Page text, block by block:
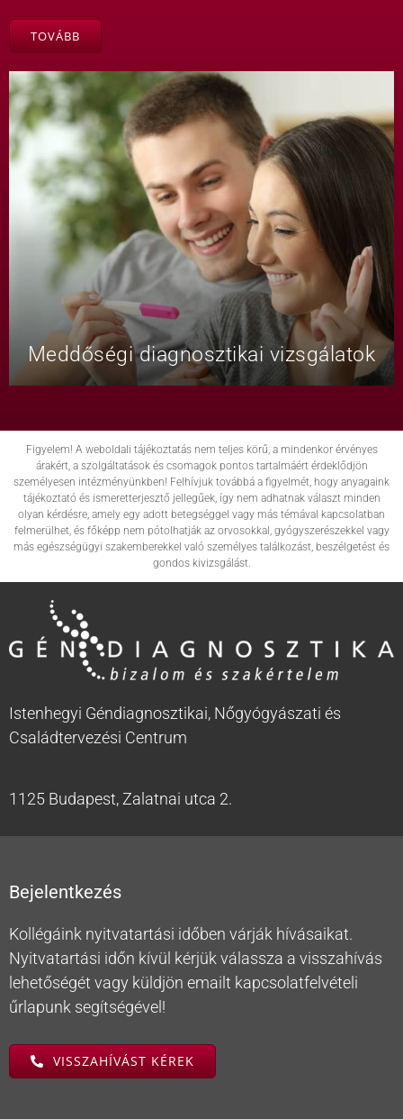
TOVÁBB
Meddőségi diagnosztikai vizsgálatok
Figyelem! A weboldali tájékoztatás nem teljes körű, a mindenkor érvényes
árakért, a szolgáltatások és csomagok pontos tartalmáért érdeklődjön
személyesen intézményünkben! Felhívjuk továbbá a figyelmét, hogy anyagaink
tájékoztató és ismeretterjesztő jellegűek, így nem adhatnak választ minden
olyan kérdésre, amely egy adott betegséggel vagy más témával kapcsolatban
felmerülhet, és főképp nem pótolhatják az orvosokkal, gyógyszerészekkel vagy
más egészségügyi szakemberekkel való személyes találkozást, beszélgetést és
gondos kivizsgálást.
Istenhegyi Géndiagnosztikai, Nőgyógyászati és
Családtervezési Centrum
1125 Budapest, Zalatnai utca 2.
Bejelentkezés
Kollégáink nyitvatartási időben várják hívásaikat.
Nyitvatartási időn kívül kérjük válassza a visszahívás
lehetőségét vagy küldjön emailt kapcsolatfelvételi
űrlapunk segítségével!
VISSZAHÍVÁST KÉREK